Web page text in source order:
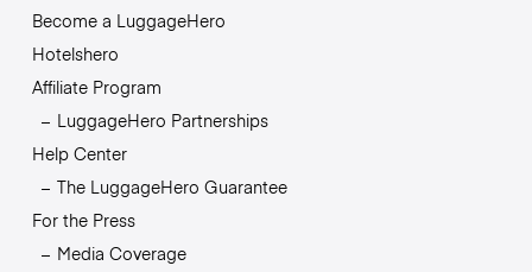
Become a LuggageHero
Hotelshero
Affiliate Program
LuggageHero Partnerships
Help Center
The LuggageHero Guarantee
For the Press
Media Coverage